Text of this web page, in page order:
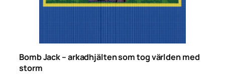
Bomb Jack – arkadhjälten som tog världen med
storm